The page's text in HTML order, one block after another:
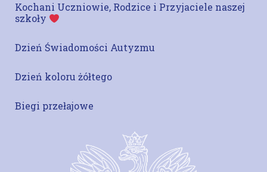
Kochani Uczniowie, Rodzice i Przyjaciele naszej
szkoły
Dzień Świadomości Autyzmu
Dzień koloru żółtego
Biegi przełajowe